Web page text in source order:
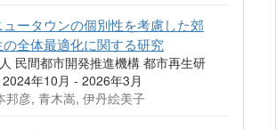
ータウンの個別性を考慮した郊
全体最適化に関する研究
民間都市開発推進機構 都市再生研
年10月 - 2026年3月
邦彦, 青木嵩, 伊丹絵美子